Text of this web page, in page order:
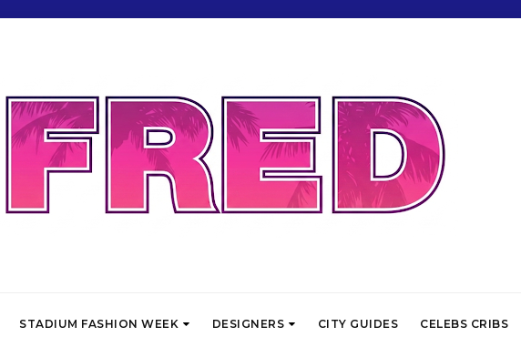
STADIUM FASHION WEEK DESIGNERS CITY GUIDES CELEBS CRIBS